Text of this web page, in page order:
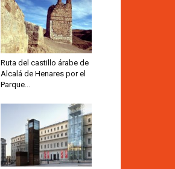
Ruta del castillo árabe de
Alcalá de Henares por el
Parque...